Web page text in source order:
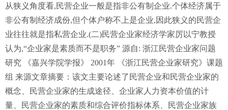
从狭义角度看,民营企业一般是指非公有制企业.个体经济属于
非公有制经济成份,但个体户称不上是企业,因此狭义的民营企
业往往就是指私营企业.(二)民营企业家经济学家厉以宁教授
认为,“企业家是素质而不是职务” 源自: 浙江民营企业家问题
研究 《嘉兴学院学报》 2001年 《浙江民营企业家研究》课题
组 来源文章摘要：该文主要论述了民营企业和民营企业家的
概念、民营企业家的生成途径、企业家人力资本价值的计
量、民营企业家的素质和综合评价指标体系、民营企业家族